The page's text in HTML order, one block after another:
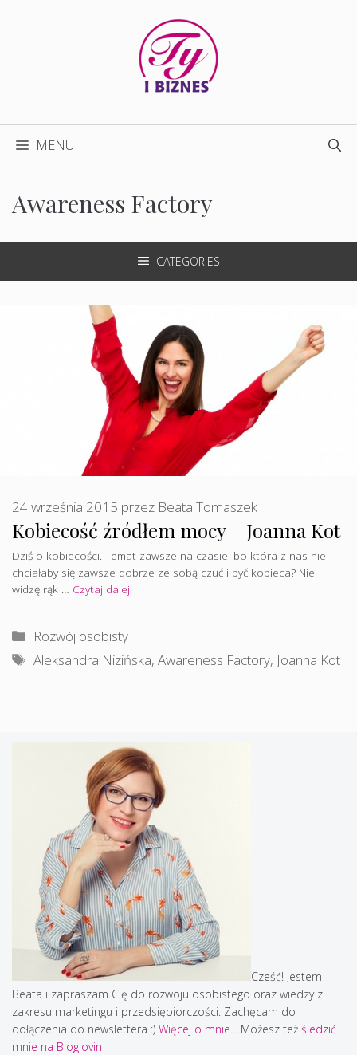
MENU
Awareness Factory
CATEGORIES
Kobiecość źródłem mocy – Joanna Kot
24 września 2015 przez Beata Tomaszek
Dziś o kobiecości. Temat zawsze na czasie, bo która z nas nie
chciałaby się zawsze dobrze ze sobą czuć i być kobieca? Nie
widzę rąk … Czytaj dalej
Kategorie
Rozwój osobisty
Tagi
Aleksandra Nizińska,Awareness Factory, Joanna Kot
Cześć! Jestem
Beata i zapraszam Cię do rozwoju osobistego oraz wiedzy z
zakresu marketingu i przedsiębiorczości. Zachęcam do
dołączenia do newslettera :) Więcej o mnie... Możesz też śledzić
mnie na Bloglovin